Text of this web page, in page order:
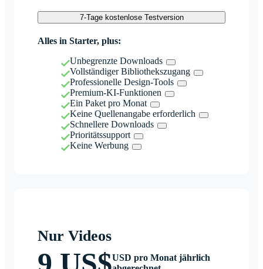
7-Tage kostenlose Testversion
Alles in Starter, plus:
Unbegrenzte Downloads
Vollständiger Bibliothekszugang
Professionelle Design-Tools
Premium-KI-Funktionen
Ein Paket pro Monat
Keine Quellenangabe erforderlich
Schnellere Downloads
Prioritätssupport
Keine Werbung
Nur Videos
USD pro Monat jährlich